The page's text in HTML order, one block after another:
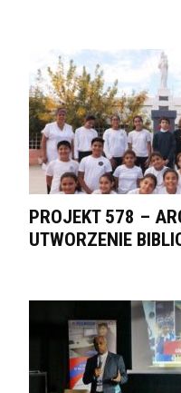
PROJEKT 578 –
UTWORZENIE